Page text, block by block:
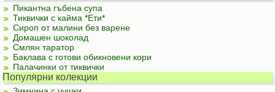
Пикантна гъбена супа
Тиквички с кайма *Ети*
Сироп от малини без варене
Домашен шоколад
Смлян таратор
Баклава с готови обикновени кори
Палачинки от тиквички
Популярни колекции